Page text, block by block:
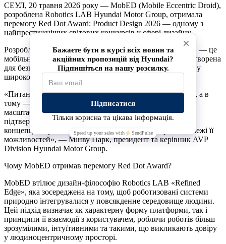
СЕУЛ, 20 травня 2026 року — MobED (Mobile Eccentric Droid),
розроблена Robotics LAB Hyundai Motor Group, отримала
перемогу Red Dot Award: Product Design 2026 — одному з
найпрестижніших світових конкурсів у сфері дизайну.
Розроблена Robotics LAB Hyundai Motor Group, MobED — це
мобільна роботизована платформа нового покоління, створена
для безперебійної роботи на різних типах поверхонь та у
широкому спектрі сценаріїв використання.
«Питання полягало не в тому, чи працює ця технологія, а в
тому — чи працює вона для людей у реальному світі та
масштабі. Визнання MobED на Red Dot Award стало
підтвердженням саме цього. Це — практичне втілення
концепції Physical AI, і ми продовжимо розширювати межі її
можливостей», — Мінву Парк, президент та керівник AVP
Division Hyundai Motor Group.
Чому MobED отримав перемогу Red Dot Award?
MobED втілює дизайн-філософію Robotics LAB «Refined
Edge», яка зосереджена на тому, щоб роботизовані системи
природно інтегрувалися у повсякденне середовище людини.
Цей підхід визначає як характерну форму платформи, так і
принципи її взаємодії з користувачем, роблячи роботів більш
зрозумілими, інтуїтивними та такими, що викликають довіру
у людиноцентричному просторі.